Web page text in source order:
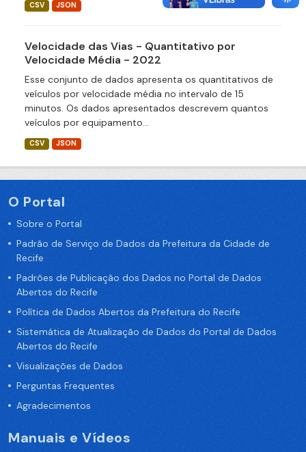
CSV JSON
Velocidade das Vias - Quantitativo por
Velocidade Média - 2022
Esse conjunto de dados apresenta os quantitativos de
veículos por velocidade média no intervalo de 15
minutos. Os dados apresentados descrevem quantos
veículos por equipamento...
CSV JSON
O Portal
Sobre o Portal
Padrão de Serviço de Dados da Prefeitura da Cidade de
Recife
Padrões de Publicação dos Dados no Portal de Dados
Abertos do Recife
Política de Dados Abertos da Prefeitura do Recife
Sistemática de Atualização de Dados do Portal de Dados
Abertos do Recife
Visualizações de Dados
Perguntas Frequentes
Agradecimentos
Manuais e Vídeos